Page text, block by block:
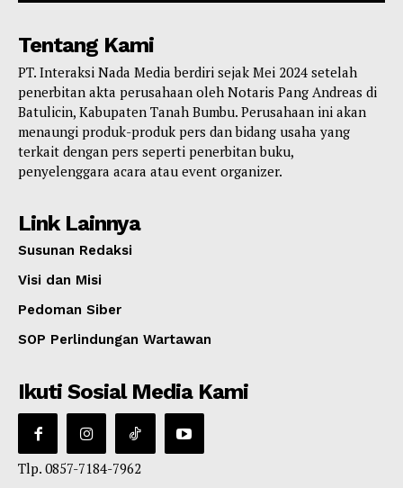
Tentang Kami
PT. Interaksi Nada Media berdiri sejak Mei 2024 setelah
penerbitan akta perusahaan oleh Notaris Pang Andreas di
Batulicin, Kabupaten Tanah Bumbu. Perusahaan ini akan
menaungi produk-produk pers dan bidang usaha yang
terkait dengan pers seperti penerbitan buku,
penyelenggara acara atau event organizer.
Link Lainnya
Susunan Redaksi
Visi dan Misi
Pedoman Siber
SOP Perlindungan Wartawan
Ikuti Sosial Media Kami
Tlp. 0857-7184-7962